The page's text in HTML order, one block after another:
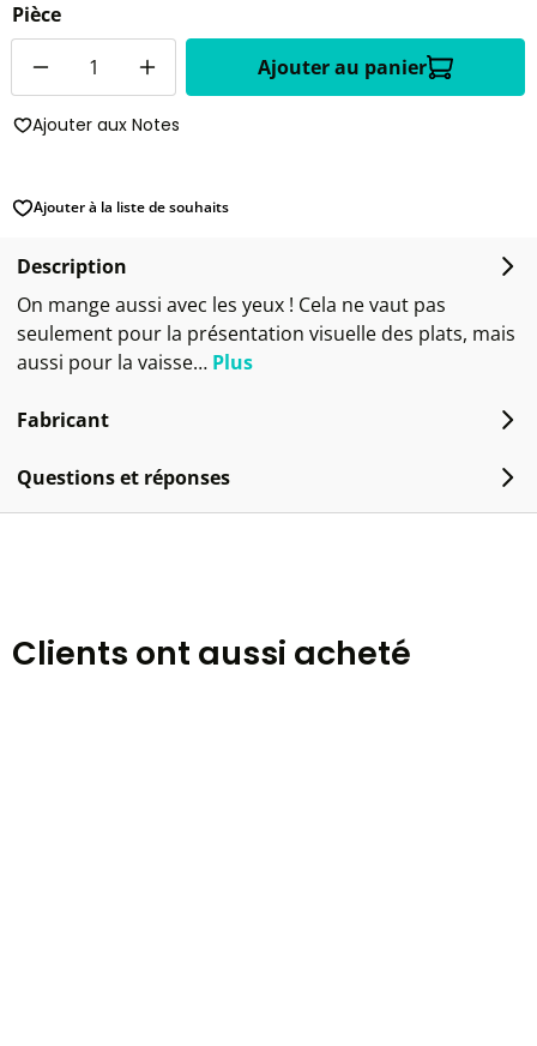
Pièce
Ajouter au panier
Ajouter aux Notes
Ajouter à la liste de souhaits
Description
On mange aussi avec les yeux ! Cela ne vaut pas
seulement pour la présentation visuelle des plats, mais
aussi pour la vaisse… Plus
Fabricant
Questions et réponses
Clients ont aussi acheté